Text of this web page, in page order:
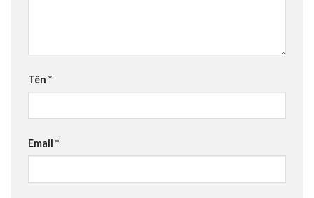
Tên *
Email *